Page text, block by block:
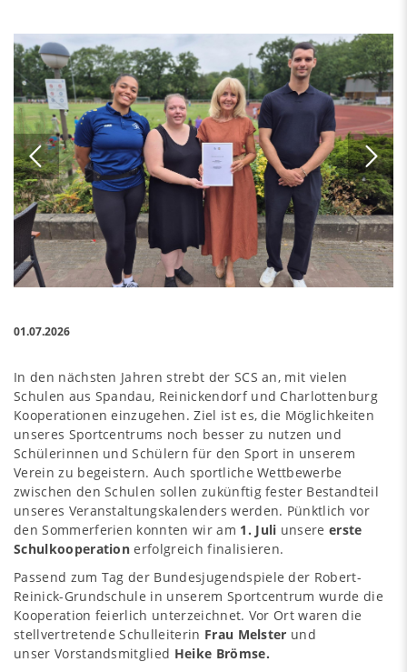
01.07.2026
In den nächsten Jahren strebt der SCS an, mit vielen
Schulen aus Spandau, Reinickendorf und Charlottenburg
Kooperationen einzugehen. Ziel ist es, die Möglichkeiten
unseres Sportcentrums noch besser zu nutzen und
Schülerinnen und Schülern für den Sport in unserem
Verein zu begeistern. Auch sportliche Wettbewerbe
zwischen den Schulen sollen zukünftig fester Bestandteil
unseres Veranstaltungskalenders werden. Pünktlich vor
den Sommerferien konnten wir am 1. Juli unsereerste
Schulkooperation erfolgreich finalisieren.
Passend zum Tag der Bundesjugendspiele der Robert-
Reinick-Grundschule in unserem Sportcentrum wurde die
Kooperation feierlich unterzeichnet. Vor Ort waren die
stellvertretende Schulleiterin Frau Melster und
unser Vorstandsmitglied Heike Brömse.